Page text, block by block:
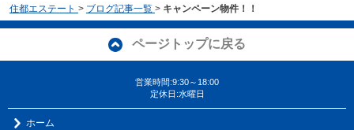
住都エステート > ブログ記事一覧 > キャンペーン物件！！
ページトップに戻る
営業時間:9:30～18:00
定休日:水曜日
ホーム